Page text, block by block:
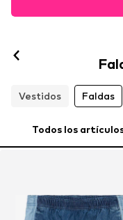
Vestidos Faldas
Todos los